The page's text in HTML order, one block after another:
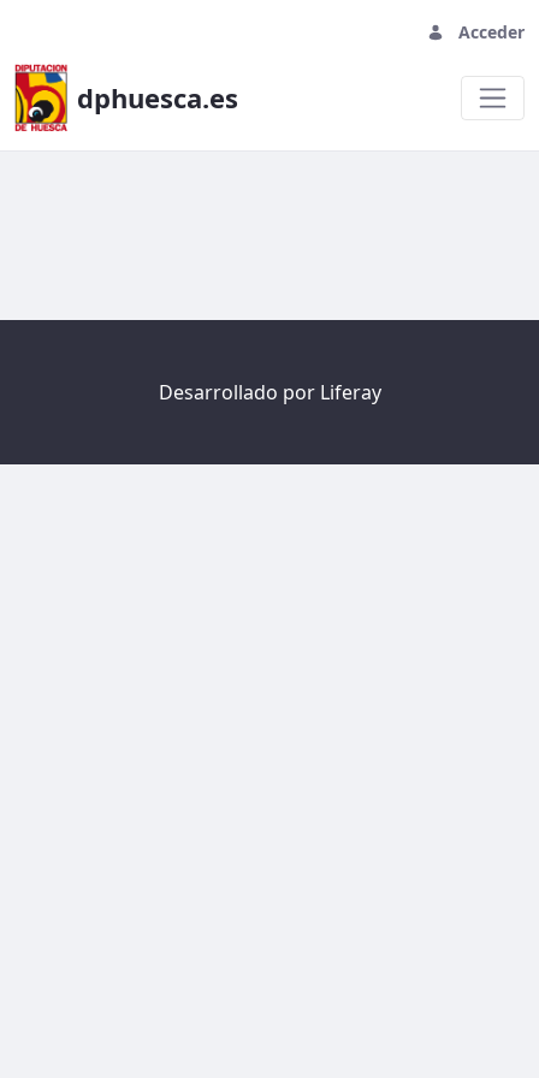
Acceder
dphuesca.es
Desarrollado por Liferay